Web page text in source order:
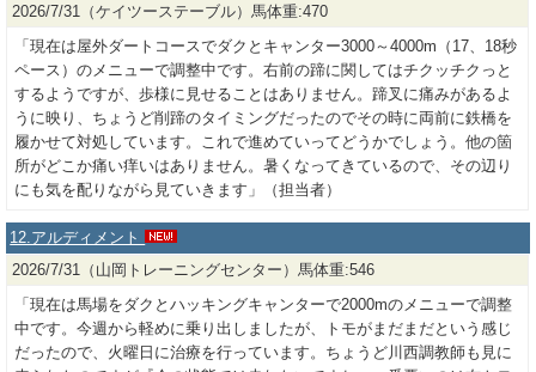
2026/7/31（ケイツーステーブル）馬体重:470
「現在は屋外ダートコースでダクとキャンター3000～4000m（17、18秒
ペース）のメニューで調整中です。右前の蹄に関してはチクッチクっと
するようですが、歩様に見せることはありません。蹄叉に痛みがあるよ
うに映り、ちょうど削蹄のタイミングだったのでその時に両前に鉄橋を
履かせて対処しています。これで進めていってどうかでしょう。他の箇
所がどこか痛い痒いはありません。暑くなってきているので、その辺り
にも気を配りながら見ていきます」（担当者）
12.アルディメント
2026/7/31（山岡トレーニングセンター）馬体重:546
「現在は馬場をダクとハッキングキャンターで2000mのメニューで調整
中です。今週から軽めに乗り出しましたが、トモがまだまだという感じ
だったので、火曜日に治療を行っています。ちょうど川西調教師も見に